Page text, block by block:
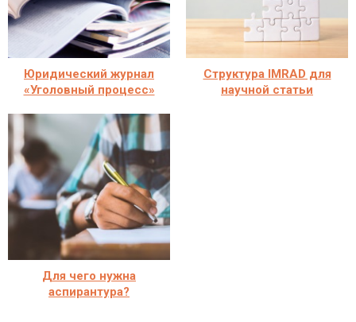
Юридический журнал
«Уголовный процесс»
Структура IMRAD для
научной статьи
Для чего нужна
аспирантура?